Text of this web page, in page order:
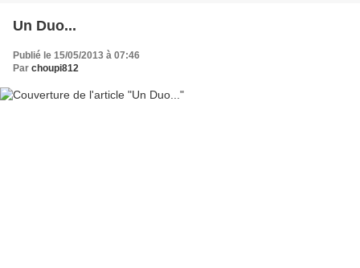
Un Duo...
Publié le 15/05/2013 à 07:46
Par choupi812